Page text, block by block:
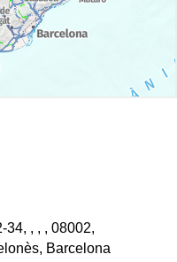
, , , 08002,
Barcelona